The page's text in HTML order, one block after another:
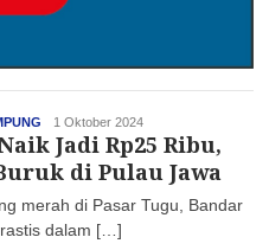
haluan
1 Oktober 2024
Jadi Rp25 Ribu,
di Pulau Jawa
merah di Pasar Tugu, Bandar
dalam […]